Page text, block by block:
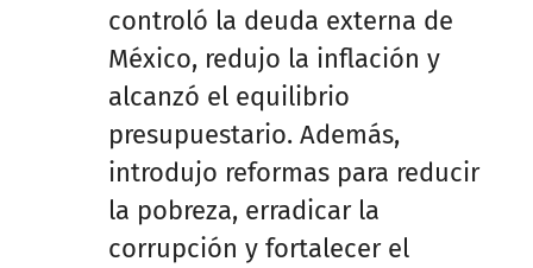
controló la deuda externa de
México, redujo la inflación y
alcanzó el equilibrio
presupuestario. Además,
introdujo reformas para reducir
la pobreza, erradicar la
corrupción y fortalecer el